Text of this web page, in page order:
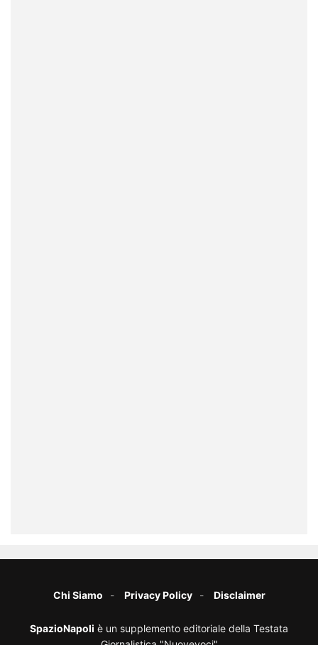
Chi Siamo Privacy Policy Disclaimer
SpazioNapoli è un supplemento editoriale della Testata